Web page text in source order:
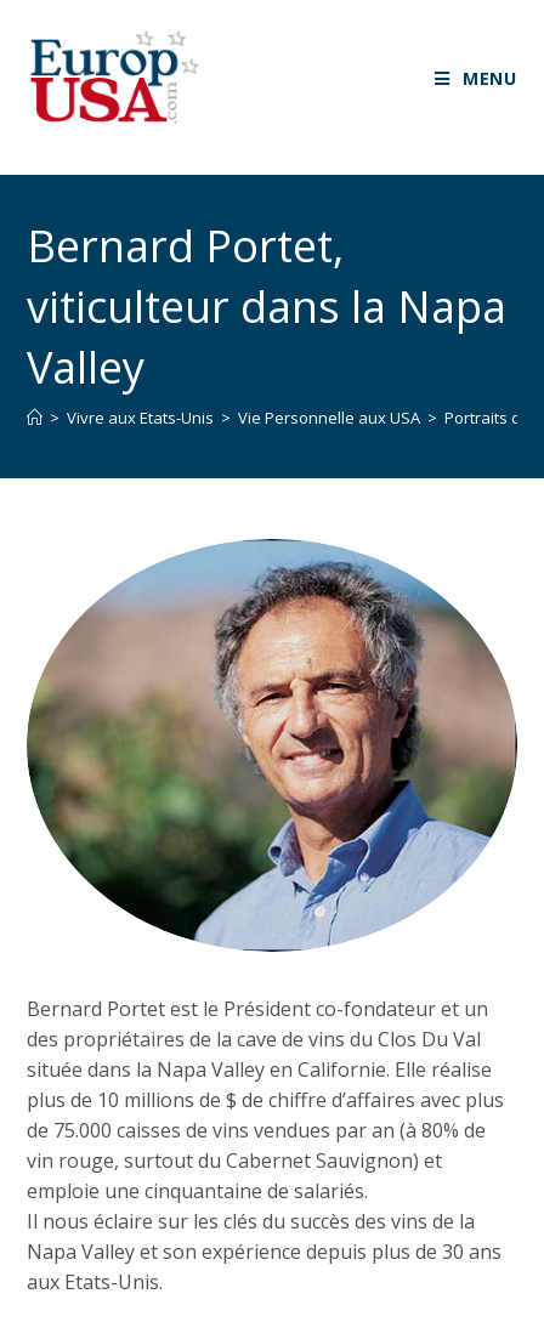
MENU
Bernard Portet,
viticulteur dans la Napa
Valley
> Vivre aux Etats-Unis > Vie Personnelle aux USA > Portraits
Bernard Portet est le Président co-fondateur et un
des propriétaires de la cave de vins du Clos Du Val
située dans la Napa Valley en Californie. Elle réalise
plus de 10 millions de $ de chiffre d’affaires avec plus
de 75.000 caisses de vins vendues par an (à 80% de
vin rouge, surtout du Cabernet Sauvignon) et
emploie une cinquantaine de salariés.
Il nous éclaire sur les clés du succès des vins de la
Napa Valley et son expérience depuis plus de 30 ans
aux Etats-Unis.